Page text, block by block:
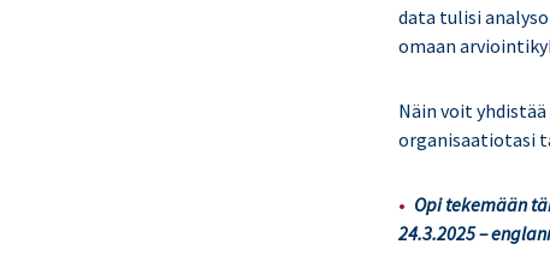
data tulisi
omaan
Näin voit
organisaatiotasi
Opi tekemään
24.3.2025 –